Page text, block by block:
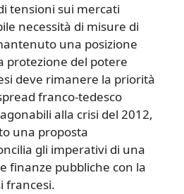
tensioni sui mercati
necessità di misure di
una posizione
protezione del potere
deve rimanere la priorità
franco-tedesco
alla crisi del 2012,
una proposta
gli imperativi di una
finanze pubbliche con la
francesi.